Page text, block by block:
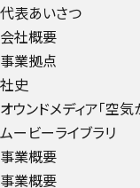
代表あいさつ
会社概要
事業拠点
社史
オウンドメディア「空気
ムービーライブラリ
事業概要
事業概要